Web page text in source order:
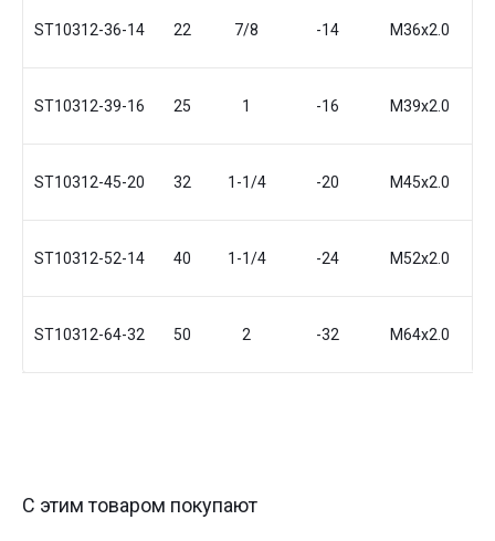
ST10312-36-14 22 7/8 -14 М36x2.0
ST10312-39-16 25 1 -16 М39x2.0
ST10312-45-20 32 1-1/4 -20 М45x2.0
ST10312-52-14 40 1-1/4 -24 М52x2.0
ST10312-64-32 50 2 -32 М64x2.0
С этим товаром покупают